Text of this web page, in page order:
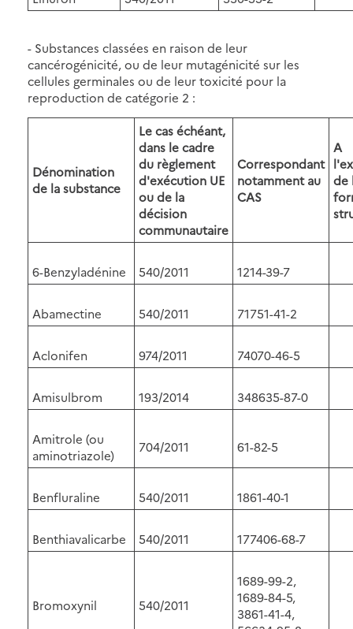
- Substances classées en raison de leur
cancérogénicité, ou de leur mutagénicité sur les
cellules germinales ou de leur toxicité pour la
reproduction de catégorie 2 :
Dénomination
de la substance
Le cas échéant,
dans le cadre
du règlement
d'exécution UE
ou de la
décision
communautaire
Correspondant
notamment au
CAS
A
de
6-Benzyladénine 540/2011 1214-39-7
Abamectine 540/2011 71751-41-2
Aclonifen 974/2011 74070-46-5
Amisulbrom 193/2014 348635-87-0
Amitrole (ou
aminotriazole)
704/2011 61-82-5
Benfluraline 540/2011 1861-40-1
Benthiavalicarbe 540/2011 177406-68-7
Bromoxynil 540/2011
1689-99-2,
1689-84-5,
3861-41-4,